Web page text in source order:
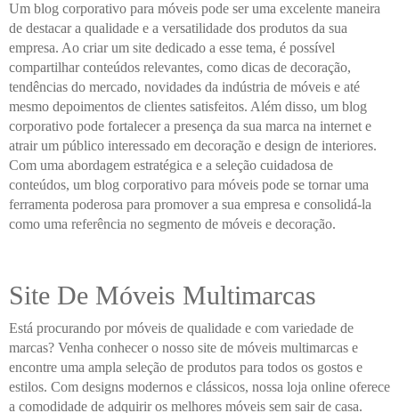
Um blog corporativo para móveis pode ser uma excelente maneira
de destacar a qualidade e a versatilidade dos produtos da sua
empresa. Ao criar um site dedicado a esse tema, é possível
compartilhar conteúdos relevantes, como dicas de decoração,
tendências do mercado, novidades da indústria de móveis e até
mesmo depoimentos de clientes satisfeitos. Além disso, um blog
corporativo pode fortalecer a presença da sua marca na internet e
atrair um público interessado em decoração e design de interiores.
Com uma abordagem estratégica e a seleção cuidadosa de
conteúdos, um blog corporativo para móveis pode se tornar uma
ferramenta poderosa para promover a sua empresa e consolidá-la
como uma referência no segmento de móveis e decoração.
Site De Móveis Multimarcas
Está procurando por móveis de qualidade e com variedade de
marcas? Venha conhecer o nosso site de móveis multimarcas e
encontre uma ampla seleção de produtos para todos os gostos e
estilos. Com designs modernos e clássicos, nossa loja online oferece
a comodidade de adquirir os melhores móveis sem sair de casa.